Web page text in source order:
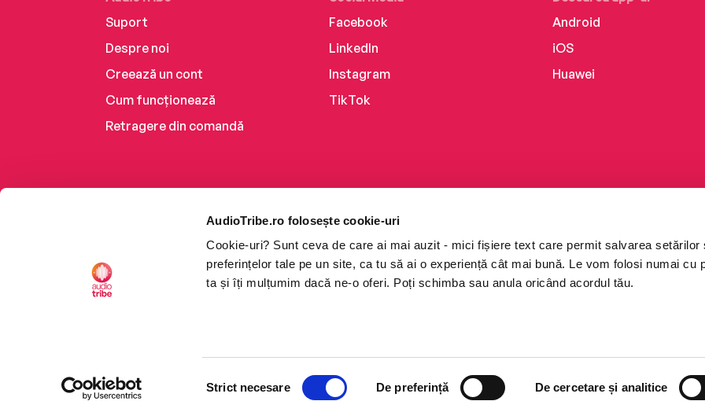
AudioTribe.ro folosește cookie-uri
Cookie-uri? Sunt ceva de care ai mai auzit - mici fișiere text care permit salvarea setărilor
preferințelor tale pe un site, ca tu să ai o experiență cât mai bună. Le vom folosi numai cu
ta și îți mulțumim dacă ne-o oferi. Poți schimba sau anula oricând acordul tău.
Strict necesare De preferință De cercetare și analitice
Suport
Despre noi
Creează un cont
Cum funcționează
Retragere din comandă
Facebook
LinkedIn
Instagram
TikTok
Android
iOS
Huawei
©2026 Nemo EPG SRL. Toate drepturile rezervate.